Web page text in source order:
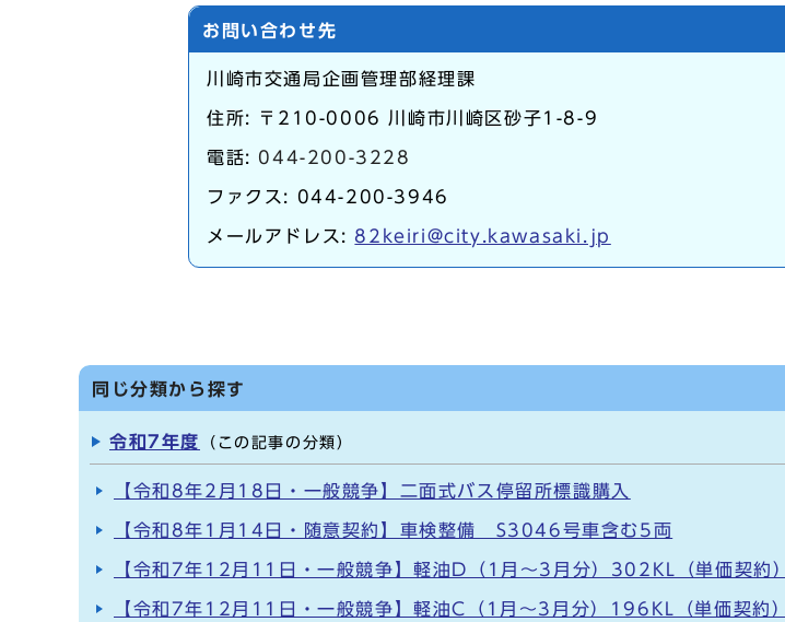
お問い合わせ先
川崎市交通局企画管理部経理課
住所: 〒210-0006 川崎市川崎区砂子1-8-9
電話: 044-200-3228
ファクス: 044-200-3946
メールアドレス:82keiri@city.kawasaki.jp
同じ分類から探す
令和7年度 （この記事の分類）
【令和8年2月18日・一般競争】二面式バス停留所標識購入
【令和8年1月14日・随意契約】車検整備 S3046号車含む5両
【令和7年12月11日・一般競争】軽油D（1月～3月分）302KL（単価契約）
【令和7年12月11日・一般競争】軽油C（1月～3月分）196KL（単価契約）